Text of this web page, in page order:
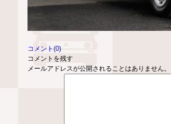
コメント(0)
コメントを残す
メールアドレスが公開されることはありません。